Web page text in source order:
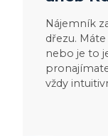
Nájemník
dřezu.
nebo je to
vždy